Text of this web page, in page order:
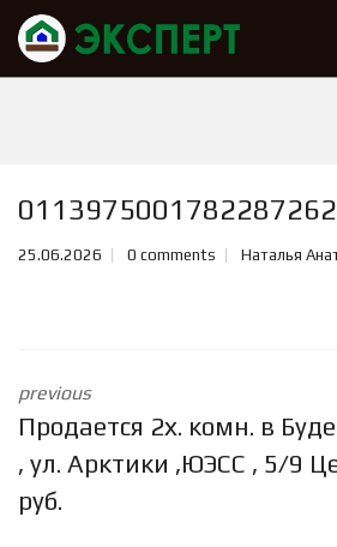
0113975001782287262
25.06.2026 0 comments Наталья
previous
Продается 2х. комн. в
, ул. Арктики ,ЮЭСС , 5/9
руб.